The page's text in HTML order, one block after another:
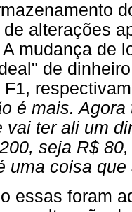
alterações
mudança de
de
é mais.
vai ter ali um
seja R$
uma coisa
essas foram